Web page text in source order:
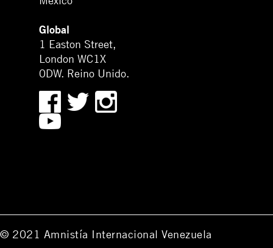
Global
1 Easton Street,
London WC1X
0DW. Reino Unido.
© 2021 Amnistía Internacional Venezuela